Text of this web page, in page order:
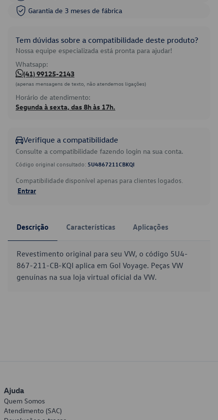
Garantia de 3 meses de fábrica
Tem dúvidas sobre a compatibilidade deste produto?
Nossa equipe especializada está pronta para ajudar!
Whatsapp:
(41) 99125-2143
(apenas mensagens de texto, não atendemos ligações)
Horário de atendimento:
Segunda à sexta, das 8h às 17h.
Verifique a compatibilidade
Consulte a compatibilidade fazendo login na sua conta.
Código original consultado: 5U4867211CBKQI
Compatibilidade disponível apenas para clientes logados.
Entrar
Descrição Características Aplicações
Revestimento original para seu VW, o código 5U4-
867-211-CB-KQI aplica em Gol Voyage. Peças VW
genuínas na sua loja virtual oficial da VW.
Ajuda
Quem Somos
Atendimento (SAC)